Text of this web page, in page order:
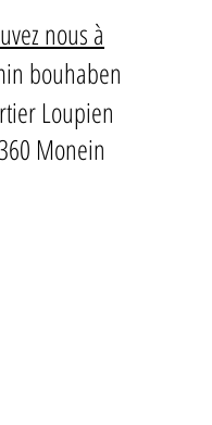
nous à
bouhaben
Loupien
Monein